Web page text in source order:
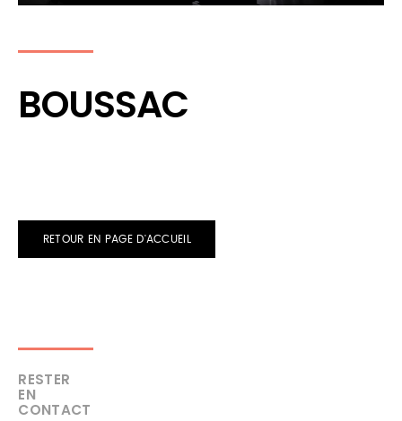
BOUSSAC
RETOUR EN PAGE D'ACCUEIL
RESTER
EN
CONTACT